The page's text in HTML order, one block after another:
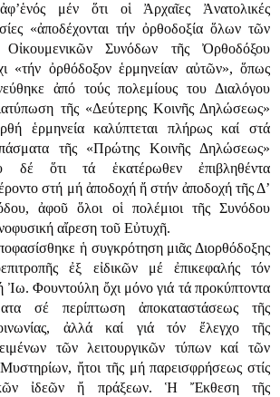
μέν ὅτι οἱ Ἀρχαῖες Ἀνατολικές
«ἀποδέχονται τήν ὀρθοδοξία ὅλων τῶν
Συνόδων τῆς Ὀρθοδόξου
«τήν ὀρθόδοξον ἑρμηνείαν αὐτῶν», ὅπως
ἀπό τούς πολεμίους του Διαλόγου
τῆς «Δεύτερης Κοινῆς Δηλώσεως»
ἑρμηνεία καλύπτεται πλήρως καί στά
τῆς «Πρώτης Κοινῆς Δηλώσεως»
δέ ὅτι τά ἑκατέρωθεν ἐπιβληθέντα
στή μή ἀποδοχή ἤ στήν ἀποδοχή τῆς Δ’
ἀφοῦ ὅλοι οἱ πολέμιοι τῆς Συνόδου
αἴρεση τοῦ Εὐτυχῆ.
ἡ συγκρότηση μιᾶς Διορθόδοξης
ἐξ εἰδικῶν μέ ἐπικεφαλής τόν
Ἰω. Φουντούλη ὄχι μόνο γιά τά προκύπτοντα
σέ περίπτωση ἀποκαταστάσεως τῆς
ἀλλά καί γιά τόν ἔλεγχο τῆς
τῶν λειτουργικῶν τύπων καί τῶν
ἤτοι τῆς μή παρεισφρήσεως στίς
ἰδεῶν ἤ πράξεων. Ἡ Ἔκθεση τῆς